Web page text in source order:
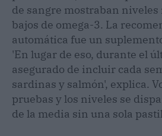
de sangre mostraban
bajos de omega-3. La
automática fue un
'En lugar de eso, durante el
asegurado de incluir cada
sardinas y salmón', explica.
pruebas y los niveles se
de la media sin una sola